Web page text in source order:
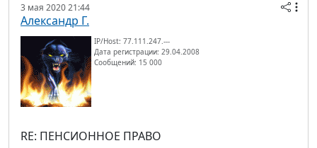
3 мая 2020 21:44
Александр Г.
IP/Host: 77.111.247.---
Дата регистрации: 29.04.2008
Сообщений: 15 000
RE: ПЕНСИОННОЕ ПРАВО